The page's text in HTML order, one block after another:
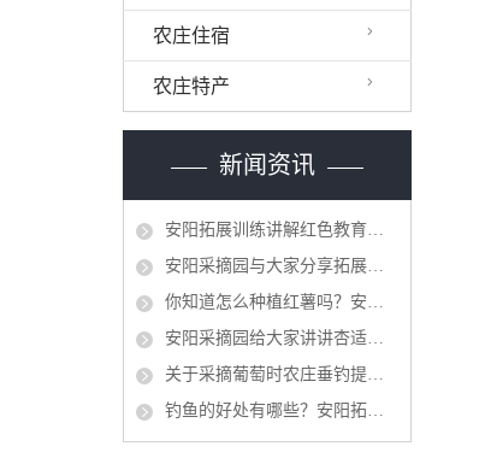
农庄住宿
农庄特产
新闻资讯
​安阳拓展训练讲解红色教育秉承党的十九大精神
​安阳采摘园与大家分享拓展训练计划有哪些
你知道怎么种植红薯吗？安阳采摘园对这个问题做出分析
安阳采摘园给大家讲讲杏适合什么时候采摘
关于采摘葡萄时农庄垂钓提示应注意的事项
钓鱼的好处有哪些？安阳拓展训练给你们简单介绍一下